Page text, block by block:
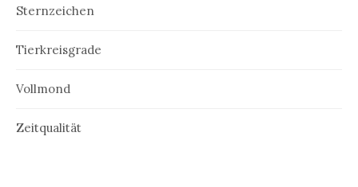
Sternzeichen
Tierkreisgrade
Vollmond
Zeitqualität